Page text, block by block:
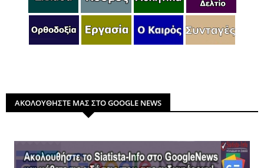
ΑΚΟΛΟΥΘΗΣΤΕ ΜΑΣ ΣΤΟ GOOGLE NEWS